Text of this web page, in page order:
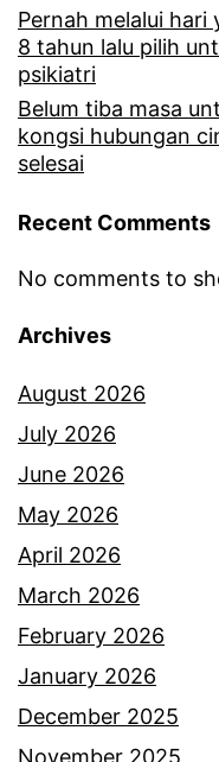
Pernah melalui hari
8 tahun lalu pilih
psikiatri
Belum tiba masa
kongsi hubungan
selesai
Recent Comments
No comments to
Archives
August 2026
July 2026
June 2026
May 2026
April 2026
March 2026
February 2026
January 2026
December 2025
November 2025